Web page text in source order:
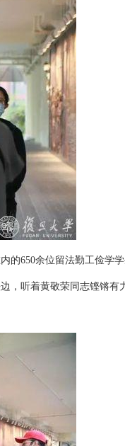
的650余位留法勤工俭学
，听着黄敬荣同志铿锵有